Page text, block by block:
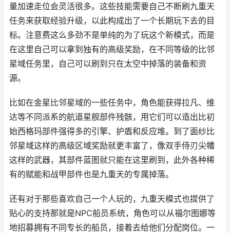
量加速走位会灵活很多。这些技能需要自己不断刷九重天
任务来获取经验升级，以此构成出了一个长期玩下去的目
标。注意费这么多劲不是单纯的为了玩这个新模式，而是
在这里自己可以拿到独有的高级奖励，在不同等级的比邻
星域任务里，自己可以刷到只在太空中掉落的装备和资
源。
比如在金星比邻星域的一些任务中，角色能获得拉凡、维
达等不同派系的航道星舰部件残骸，用它们可以造出比初
始西格玛部件强得多的引擎、护盾和反应堆。到了面纱比
邻星域这样的高级区域奖励就更丰富了，像双手侍刃尖幡
这样的武器，其部件蓝图就只能在这里刷到，此外各种稀
有的赋能和战甲部件也是九重天的专属掉落。
还有对于那些喜欢自己一个人玩的，九重天模式也提供了
贴心的支持那就是NPC船员系统，角色可以从福尔图娜等
地招募拥有不同专长的船员，接着去给他们分配岗位。一